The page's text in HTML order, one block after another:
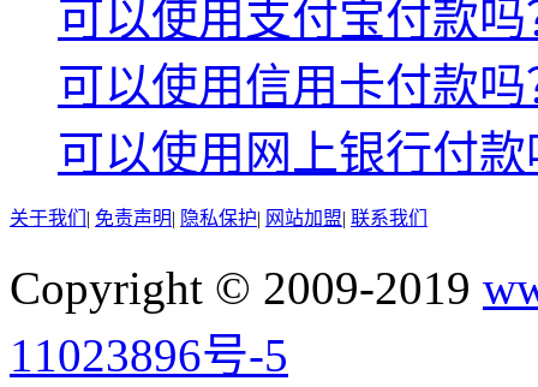
可以使用支付宝付款吗
可以使用信用卡付款吗
可以使用网上银行付款
关于我们 | 免责声明| 隐私保护| 网站加盟| 联系我们
Copyright © 2009-2019
11023896号-5